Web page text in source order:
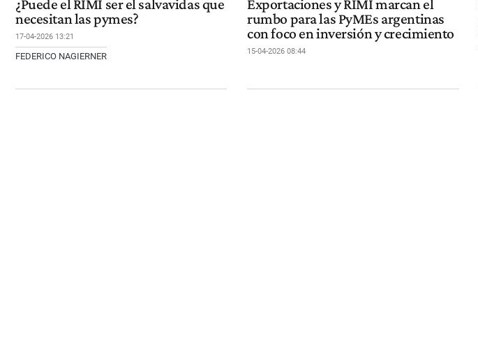
¿Puede el RIMI ser el salvavidas que
necesitan las pymes?
17-04-2026 13:21
FEDERICO NAGIERNER
Exportaciones y RIMI marcan el
rumbo para las PyMEs argentinas
con foco en inversión y crecimiento
15-04-2026 08:44